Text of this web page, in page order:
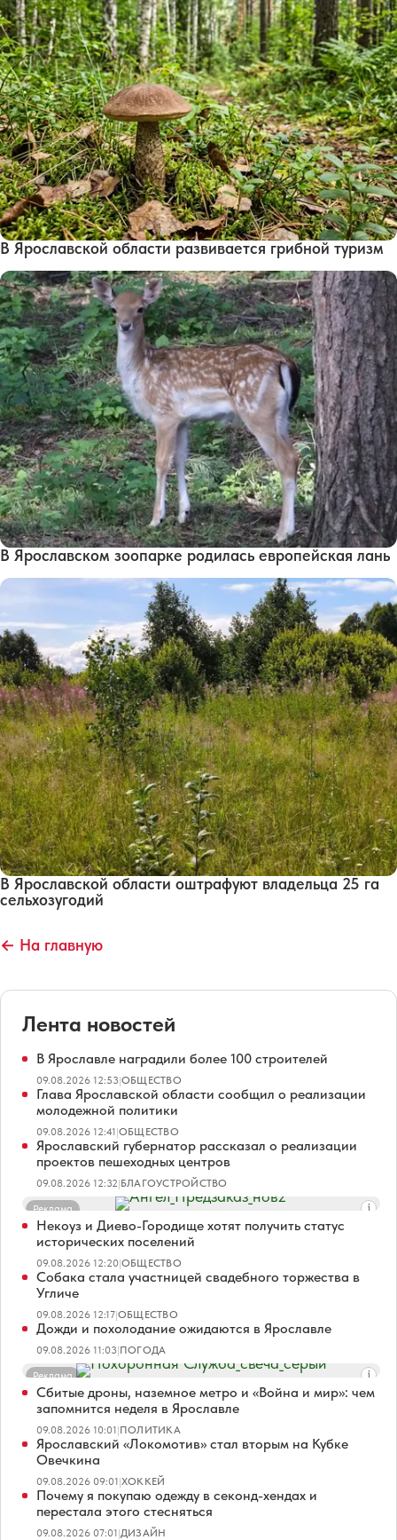
В Ярославской области развивается грибной туризм
В Ярославском зоопарке родилась европейская лань
В Ярославской области оштрафуют владельца 25 га
сельхозугодий
← На главную
Лента новостей
В Ярославле наградили более 100 строителей
09.08.2026 12:53|ОБЩЕСТВО
Глава Ярославской области сообщил о реализации
молодежной политики
09.08.2026 12:41|ОБЩЕСТВО
Ярославский губернатор рассказал о реализации
проектов пешеходных центров
09.08.2026 12:32|БЛАГОУСТРОЙСТВО
Реклама
Некоуз и Диево-Городище хотят получить статус
исторических поселений
09.08.2026 12:20|ОБЩЕСТВО
Собака стала участницей свадебного торжества в
Угличе
09.08.2026 12:17|ОБЩЕСТВО
Дожди и похолодание ожидаются в Ярославле
09.08.2026 11:03|ПОГОДА
Реклама
Сбитые дроны, наземное метро и «Война и мир»: чем
запомнится неделя в Ярославле
09.08.2026 10:01|ПОЛИТИКА
Ярославский «Локомотив» стал вторым на Кубке
Овечкина
09.08.2026 09:01|ХОККЕЙ
Почему я покупаю одежду в секонд-хендах и
перестала этого стесняться
09.08.2026 07:01|ДИЗАЙН